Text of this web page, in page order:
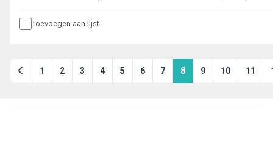
Toevoegen aan lijst
1 2 3 4 5 6 7 8 9 10 11